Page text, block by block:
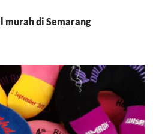
murah di Semarang